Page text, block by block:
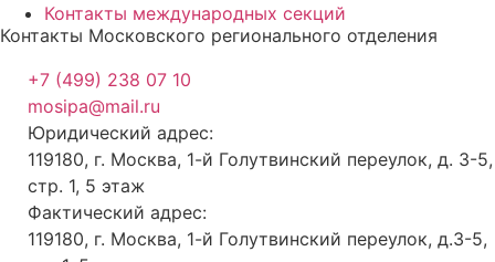
Контакты международных секций
Контакты Московского регионального отделения
+7 (499) 238 07 10
mosipa@mail.ru
Юридический адрес:
119180, г. Москва, 1-й Голутвинский переулок, д. 3-5,
стр. 1, 5 этаж
Фактический адрес:
119180, г. Москва, 1-й Голутвинский переулок, д.3-5,